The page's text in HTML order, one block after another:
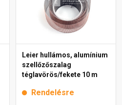
Leier hullámos, alumínium
szellőzőszalag
téglavörös/fekete 10 m
Rendelésre